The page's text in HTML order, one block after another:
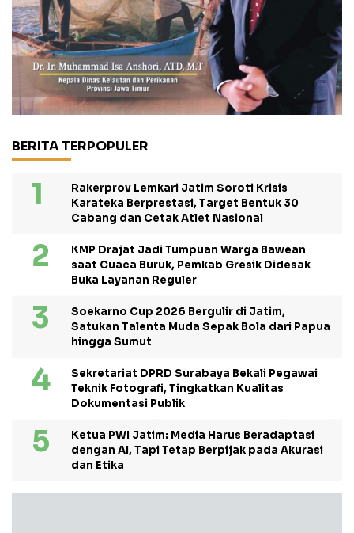
BERITA TERPOPULER
Rakerprov Lemkari Jatim Soroti Krisis
Karateka Berprestasi, Target Bentuk 30
Cabang dan Cetak Atlet Nasional
KMP Drajat Jadi Tumpuan Warga Bawean
saat Cuaca Buruk, Pemkab Gresik Didesak
Buka Layanan Reguler
Soekarno Cup 2026 Bergulir di Jatim,
Satukan Talenta Muda Sepak Bola dari Papua
hingga Sumut
Sekretariat DPRD Surabaya Bekali Pegawai
Teknik Fotografi, Tingkatkan Kualitas
Dokumentasi Publik
Ketua PWI Jatim: Media Harus Beradaptasi
dengan AI, Tapi Tetap Berpijak pada Akurasi
dan Etika